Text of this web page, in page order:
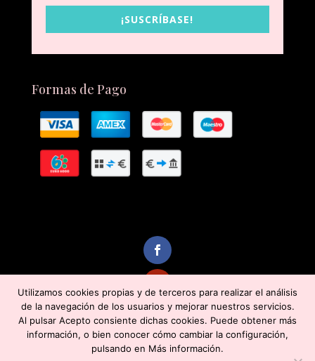
¡SUSCRÍBASE!
Formas de Pago
Utilizamos cookies propias y de terceros para realizar el análisis
de la navegación de los usuarios y mejorar nuestros servicios.
Al pulsar Acepto consiente dichas cookies. Puede obtener más
información, o bien conocer cómo cambiar la configuración,
pulsando en Más información.